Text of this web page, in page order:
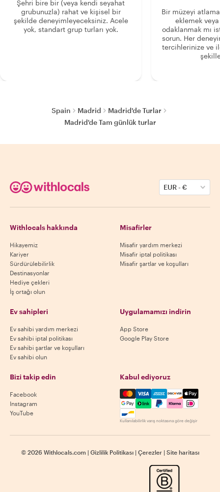
Şehri bire bir (veya kendi seyahat
grubunuzla) rahat ve kişisel bir
şekilde deneyimleyeceksiniz. Acele
yok, standart grup turları yok.
Bir müzeyi
eklemek
odaklanmak mı
sorun. Her
tercihlerinize ve
Spain Madrid
Madrid'de Turlar
Madrid'de Tam günlük turlar
EUR-€
Withlocals hakkında
Hikayemiz
Kariyer
Sürdürülebilirlik
Destinasyonlar
Hediye çekleri
İş ortağı olun
Misafirler
Misafir yardım merkezi
Misafir iptal politikası
Misafir şartlar ve koşulları
Ev sahipleri
Ev sahibi yardım merkezi
Ev sahibi iptal politikası
Ev sahibi şartlar ve koşulları
Ev sahibi olun
Uygulamamızı indirin
App Store
Google Play Store
Bizi takip edin
Facebook
Instagram
YouTube
Kabul ediyoruz
Mastercard, Visa, Amex,
Kullanılabilirlik varış noktasına göre değişir
© 2026 Withlocals.com | Gizlilik Politikası | Çerezler | Site haritası